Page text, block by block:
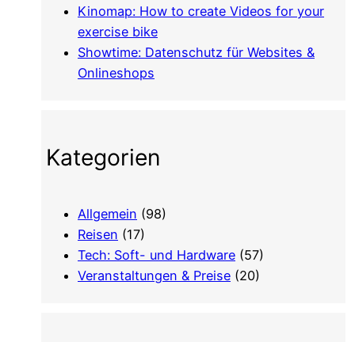
Kinomap: How to create Videos for your
exercise bike
Showtime: Datenschutz für Websites &
Onlineshops
Kategorien
Allgemein (98)
Reisen (17)
Tech: Soft- und Hardware (57)
Veranstaltungen & Preise (20)